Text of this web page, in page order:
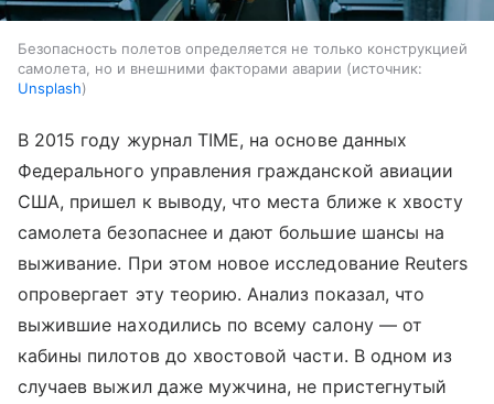
Безопасность полетов определяется не только конструкцией
самолета, но и внешними факторами аварии
источник:
Unsplash
В 2015 году журнал TIME, на основе данных
Федерального управления гражданской авиации
США, пришел к выводу, что места ближе к хвосту
самолета безопаснее и дают большие шансы на
выживание. При этом новое исследование Reuters
опровергает эту теорию. Анализ показал, что
выжившие находились по всему салону — от
кабины пилотов до хвостовой части. В одном из
случаев выжил даже мужчина, не пристегнутый